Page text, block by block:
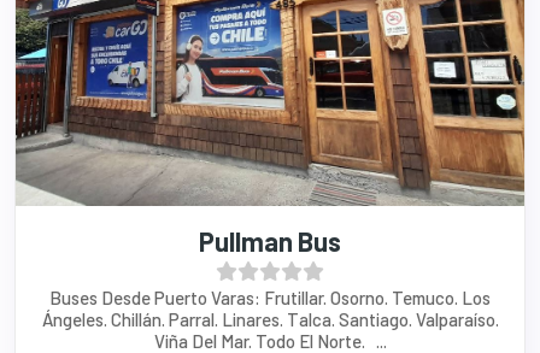
Pullman Bus
Buses Desde Puerto Varas: Frutillar. Osorno. Temuco. Los
Ángeles. Chillán. Parral. Linares. Talca. Santiago. Valparaíso.
Viña Del Mar. Todo El Norte. ...